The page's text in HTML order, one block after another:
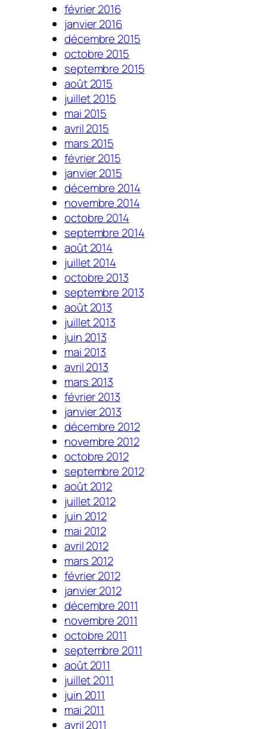
février 2016
janvier 2016
décembre 2015
octobre 2015
septembre 2015
août 2015
juillet 2015
mai 2015
avril 2015
mars 2015
février 2015
janvier 2015
décembre 2014
novembre 2014
octobre 2014
septembre 2014
août 2014
juillet 2014
octobre 2013
septembre 2013
août 2013
juillet 2013
juin 2013
mai 2013
avril 2013
mars 2013
février 2013
janvier 2013
décembre 2012
novembre 2012
octobre 2012
septembre 2012
août 2012
juillet 2012
juin 2012
mai 2012
avril 2012
mars 2012
février 2012
janvier 2012
décembre 2011
novembre 2011
octobre 2011
septembre 2011
août 2011
juillet 2011
juin 2011
mai 2011
avril 2011